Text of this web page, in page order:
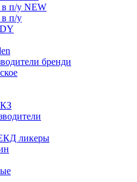
п/у NEW
п/у
бренди
ликеры